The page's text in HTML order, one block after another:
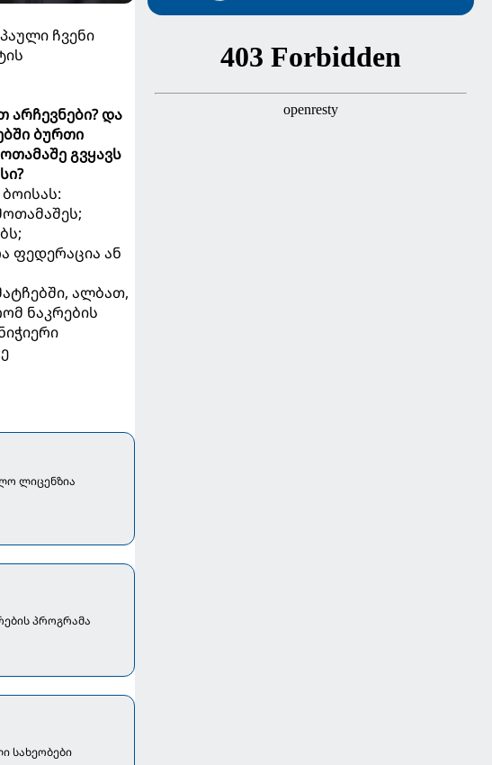
ჩვენი
არჩევნები? და
ბურთი
გვყავს
ფედერაცია ან
ალბათ,
ნაკრების
ლიცენზია
პროგრამა
სახეობები